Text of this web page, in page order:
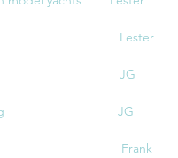
Lester
JG
JG
Frank